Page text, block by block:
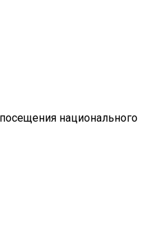
национального